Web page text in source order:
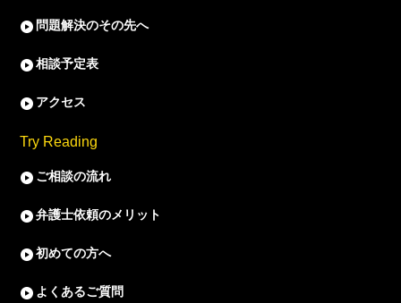
問題解決のその先へ
相談予定表
アクセス
Try Reading
ご相談の流れ
弁護士依頼のメリット
初めての方へ
よくあるご質問